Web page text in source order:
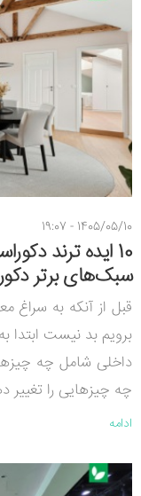
1405/05/10 - 19:07
سبک‌های برتر
برویم بد نیست ابتدا
داخلی شامل چه
چه چیزهایی را
ادامه